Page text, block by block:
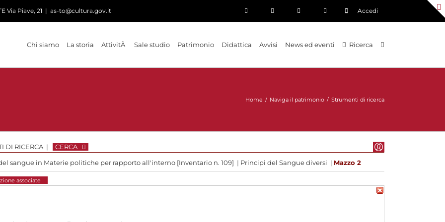
Via Piave, 21 | as-to@cultura.gov.it Accedi
Chi siamo La storia AttivitÃ Sale studio Patrimonio Didattica Avvisi News ed eventi Ricerca
Home / Naviga il patrimonio / Strumenti di ricerca
DI RICERCA | CERCA
sangue in Materie politiche per rapporto all'interno [Inventario n. 109] | Principi del Sangue diversi | Mazzo 2
associate